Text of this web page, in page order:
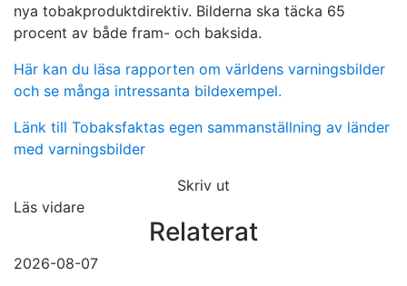
nya tobakproduktdirektiv. Bilderna ska täcka 65
procent av både fram- och baksida.
Här kan du läsa rapporten om världens varningsbilder
och se många intressanta bildexempel.
Länk till Tobaksfaktas egen sammanställning av länder
med varningsbilder
Skriv ut
Läs vidare
Relaterat
2026-08-07